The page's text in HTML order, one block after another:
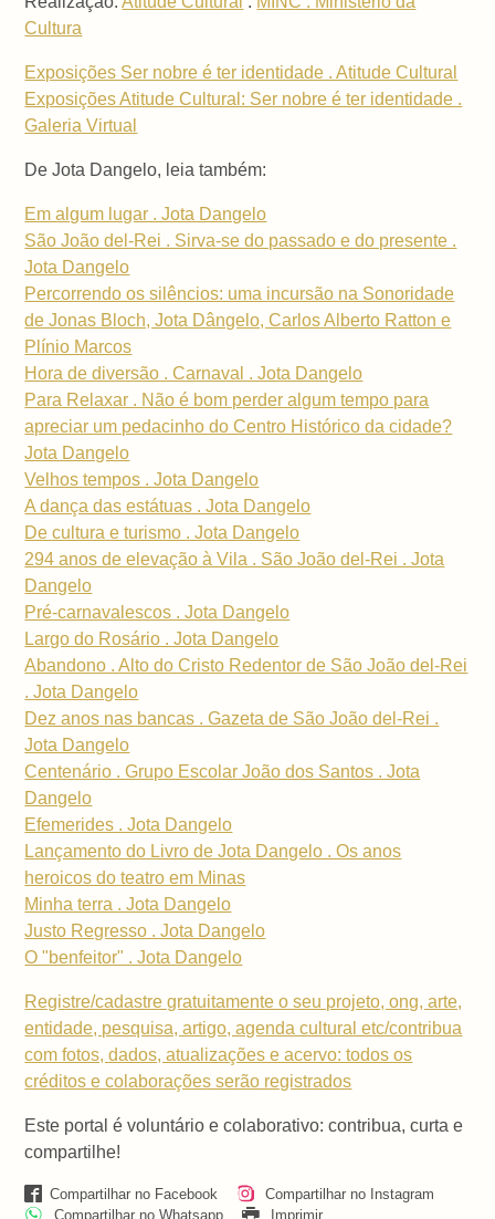
Cultura
Exposições Ser nobre é ter identidade . Atitude Cultural
Exposições Atitude Cultural: Ser nobre é ter identidade .
Galeria Virtual
De Jota Dangelo, leia também:
Em algum lugar . Jota Dangelo
São João del-Rei . Sirva-se do passado e do presente .
Jota Dangelo
Percorrendo os silêncios: uma incursão na Sonoridade
de Jonas Bloch, Jota Dângelo, Carlos Alberto Ratton e
Plínio Marcos
Hora de diversão . Carnaval . Jota Dangelo
Para Relaxar . Não é bom perder algum tempo para
apreciar um pedacinho do Centro Histórico da cidade?
Jota Dangelo
Velhos tempos . Jota Dangelo
A dança das estátuas . Jota Dangelo
De cultura e turismo . Jota Dangelo
294 anos de elevação à Vila . São João del-Rei . Jota
Dangelo
Pré-carnavalescos . Jota Dangelo
Largo do Rosário . Jota Dangelo
Abandono . Alto do Cristo Redentor de São João del-Rei
. Jota Dangelo
Dez anos nas bancas . Gazeta de São João del-Rei .
Jota Dangelo
Centenário . Grupo Escolar João dos Santos . Jota
Dangelo
Efemerides . Jota Dangelo
Lançamento do Livro de Jota Dangelo . Os anos
heroicos do teatro em Minas
Minha terra . Jota Dangelo
Justo Regresso . Jota Dangelo
O "benfeitor" . Jota Dangelo
Registre/cadastre gratuitamente o seu projeto, ong, arte,
entidade, pesquisa, artigo, agenda cultural etc/contribua
com fotos, dados, atualizações e acervo: todos os
créditos e colaborações serão registrados
Este portal é voluntário e colaborativo: contribua, curta e
compartilhe!
Compartilhar no Facebook
Compartilhar no Instagram
Compartilhar no Whatsapp
Imprimir